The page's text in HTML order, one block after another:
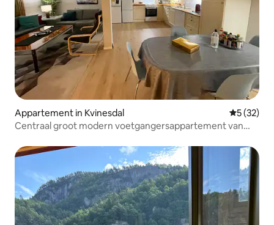
Appartement in Kvinesdal
5 (32)
Centraal groot modern voetgangersappartement van